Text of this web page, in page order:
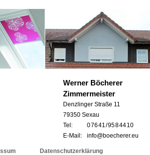
Werner Böcherer
Zimmermeister
Denzlinger Straße 11
79350 Sexau
Tel:
0 76 41 / 95 8 44 10
E-Mail:
info@boecherer.eu
Datenschutzerklärung